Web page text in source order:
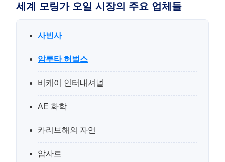
세계 모링가 오일 시장의 주요 업체들
사빈사
암루타 허벌스
비케이 인터내셔널
AE 화학
카리브해의 자연
암사르